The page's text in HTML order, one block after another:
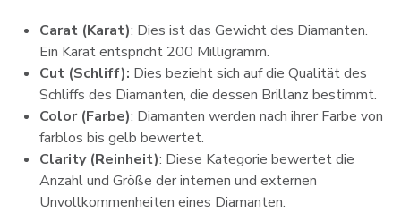
Carat (Karat): Dies ist das Gewicht des Diamanten.
Ein Karat entspricht 200 Milligramm.
Cut (Schliff): Dies bezieht sich auf die Qualität des
Schliffs des Diamanten, die dessen Brillanz bestimmt.
Color (Farbe): Diamanten werden nach ihrer Farbe von
farblos bis gelb bewertet.
Clarity (Reinheit): Diese Kategorie bewertet die
Anzahl und Größe der internen und externen
Unvollkommenheiten eines Diamanten.